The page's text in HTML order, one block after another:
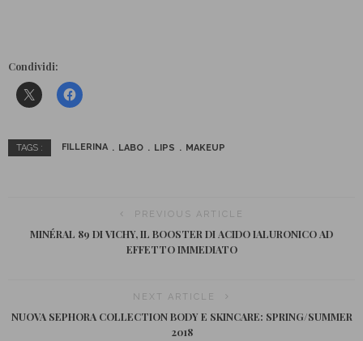
Condividi:
TAGS : FILLERINA LABO LIPS MAKEUP
PREVIOUS ARTICLE
MINÉRAL 89 DI VICHY, IL BOOSTER DI ACIDO IALURONICO AD
EFFETTO IMMEDIATO
NEXT ARTICLE
NUOVA SEPHORA COLLECTION BODY E SKINCARE: SPRING/SUMMER
2018